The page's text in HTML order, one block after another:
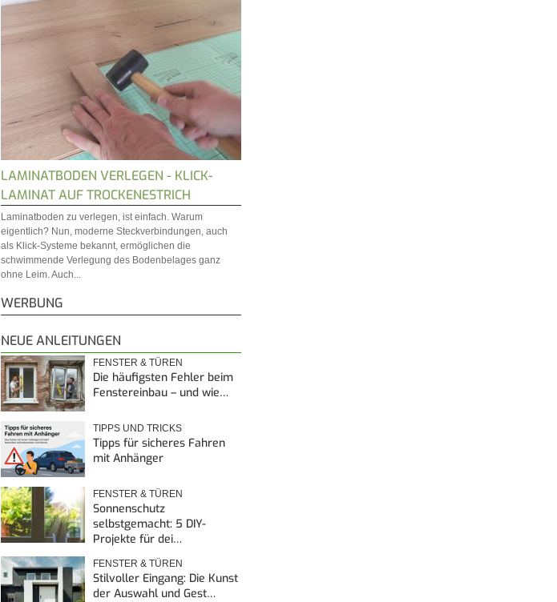
LAMINATBODEN VERLEGEN - KLICK-
LAMINAT AUF TROCKENESTRICH
Laminatboden zu verlegen, ist einfach. Warum
eigentlich? Nun, moderne Steckverbindungen, auch
als Klick-Systeme bekannt, ermöglichen die
schwimmende Verlegung des Bodenbelages ganz
ohne Leim. Auch...
WERBUNG
NEUE ANLEITUNGEN
FENSTER & TÜREN
Die häufigsten Fehler beim
Fenstereinbau – und wie…
TIPPS UND TRICKS
Tipps für sicheres Fahren
mit Anhänger
FENSTER & TÜREN
Sonnenschutz
selbstgemacht: 5 DIY-
Projekte für dei…
FENSTER & TÜREN
Stilvoller Eingang: Die Kunst
der Auswahl und Gest…